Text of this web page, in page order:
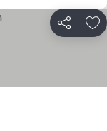
Distribuiți